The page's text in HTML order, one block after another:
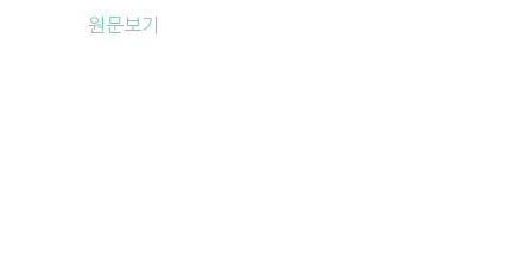
원문보기